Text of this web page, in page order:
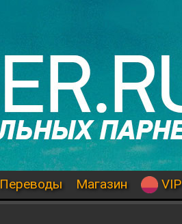
Переводы Магазин VIP